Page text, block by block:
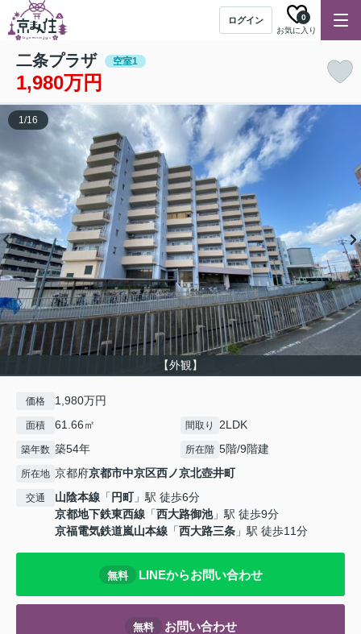
ログイン
お気に入り
0
二条プラザ 空室1
1,980万円
【外観】
1/16
価格 1,980万円
面積 61.66㎡ 間取り 2LDK
築年数 築54年 所在階 5階/9階建
所在地 京都府京都市中京区西ノ京北壺井町
交通 山陰本線 「 円町」駅 徒歩6分
京都地下鉄東西線 「西大路御池」駅 徒歩9分
京福電気鉄道嵐山本線 「西大路三条 」駅 徒歩11分
無料 LINEからお問い合わせ
無料 お問い合わせ